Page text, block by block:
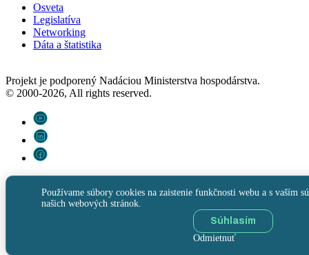
Osveta
Legislatíva
Networking
Dáta a štatistika
Projekt je podporený Nadáciou Ministerstva hospodárstva.
© 2000-2026, All rights reserved.
Používame súbory cookies na zaistenie funkčnosti webu a s vaším
našich webových stránok.
Súhlasím
Odmietnuť